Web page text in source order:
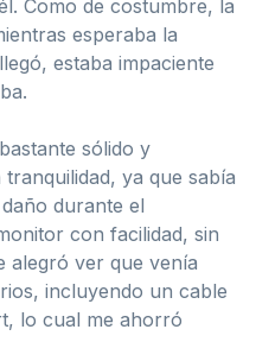
Como de costumbre, la
esperaba la
estaba impaciente
sólido y
ya que sabía
durante el
con facilidad, sin
alegró ver que venía
incluyendo un cable
lo cual me ahorró